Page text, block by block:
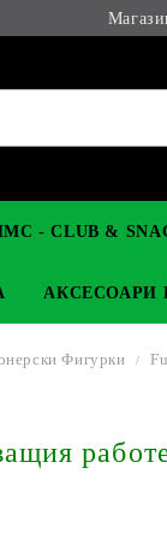
- CLUB &
АКСЕСОАРИ
Фигурки